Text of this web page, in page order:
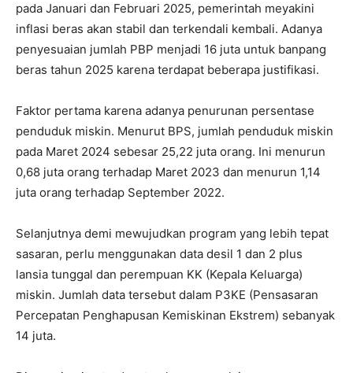
pada Januari dan Februari 2025, pemerintah meyakini
inflasi beras akan stabil dan terkendali kembali. Adanya
penyesuaian jumlah PBP menjadi 16 juta untuk banpang
beras tahun 2025 karena terdapat beberapa justifikasi.
Faktor pertama karena adanya penurunan persentase
penduduk miskin. Menurut BPS, jumlah penduduk miskin
pada Maret 2024 sebesar 25,22 juta orang. Ini menurun
0,68 juta orang terhadap Maret 2023 dan menurun 1,14
juta orang terhadap September 2022.
Selanjutnya demi mewujudkan program yang lebih tepat
sasaran, perlu menggunakan data desil 1 dan 2 plus
lansia tunggal dan perempuan KK (Kepala Keluarga)
miskin. Jumlah data tersebut dalam P3KE (Pensasaran
Percepatan Penghapusan Kemiskinan Ekstrem) sebanyak
14 juta.